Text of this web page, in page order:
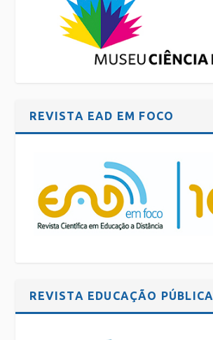
REVISTA EAD EM FOCO
REVISTA EDUCAÇÃO PÚBLICA